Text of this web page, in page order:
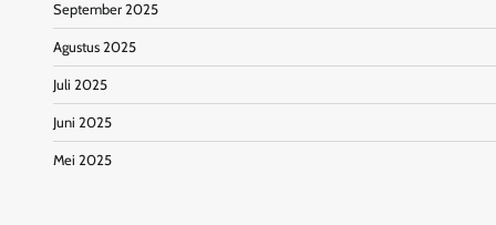
September 2025
Agustus 2025
Juli 2025
Juni 2025
Mei 2025